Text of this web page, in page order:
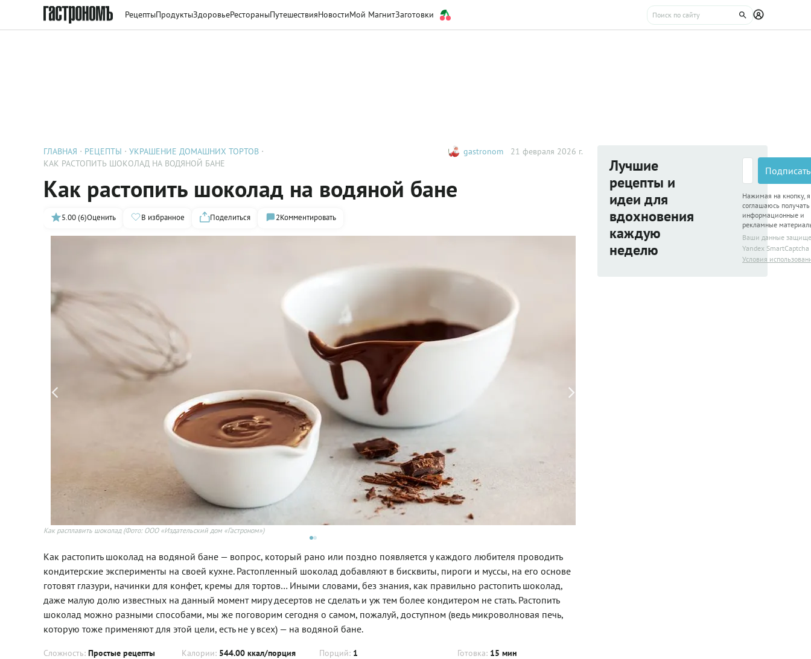
РецептыПродуктыЗдоровьеРестораныПутешествияНовостиМой МагнитЗаготовки
ГЛАВНАЯ РЕЦЕПТЫ
УКРАШЕНИЕ ДОМАШНИХ ТОРТОВ
КАК РАСТОПИТЬ ШОКОЛАД НА ВОДЯНОЙ БАНЕ
gastronom 21 февраля 2026 г.
Как растопить шоколад на водяной бане
5.00 (6)Оценить В избранное Поделиться 2Комментировать
Как расплавить шоколад(Фото: ООО «Издательский дом «Гастроном»)
Как растопить шоколад на водяной бане — вопрос, который рано или поздно появляется у каждого любителя проводить
кондитерские эксперименты на своей кухне. Растопленный шоколад добавляют в бисквиты, пироги и муссы, на его основе
готовят глазури, начинки для конфет, кремы для тортов… Иными словами, без знания, как правильно растопить шоколад,
даже малую долю известных на данный момент миру десертов не сделать и уж тем более кондитером не стать. Растопить
шоколад можно разными способами, мы же поговорим сегодня о самом, пожалуй, доступном (ведь микроволновая печь,
которую тоже применяют для этой цели, есть не у всех) — на водяной бане.
Сложность: Простые рецепты Калории: 544.00 ккал/порция Порций: 1 Готовка: 15 мин
Лучшие
рецепты и
идеи для
вдохновения
каждую
неделю
Нажимая на кнопку, я
соглашаюсь получать
информационные и
рекламные
Ваши данные
Yandex SmartCaptcha
Условия